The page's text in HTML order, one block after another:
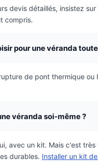
devis détaillés, insistez
compris.
pour une véranda
de pont thermique
véranda soi-même ?
avec un kit. Mais c'est
durables. Installer un kit